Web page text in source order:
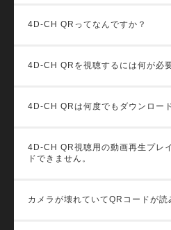
4D-CH QRってなんですか？
4D-CH QRを視聴するには何が必
4D-CH QRは何度でもダウンロー
4D-CH QR視聴用の動画再生プレ
ドできません。
カメラが壊れていてQRコードが読